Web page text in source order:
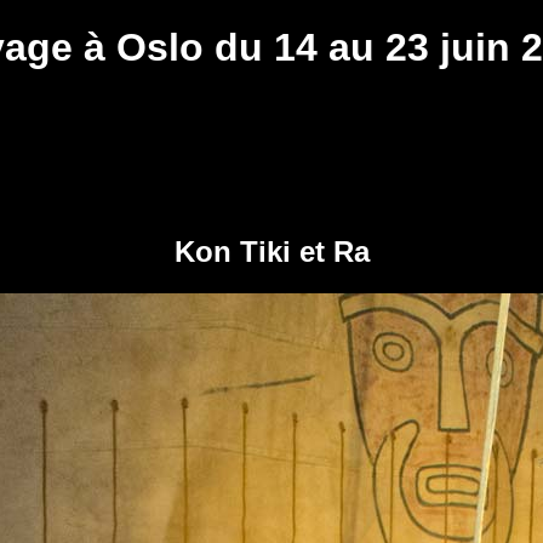
à Oslo du 14 au 23 juin
Kon Tiki et Ra